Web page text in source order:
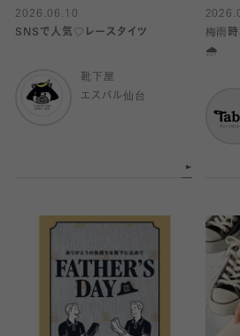
2026.06.10
SNSで人気♡レースタイツ
靴下屋
エスパル仙台
梅雨時
🌧️